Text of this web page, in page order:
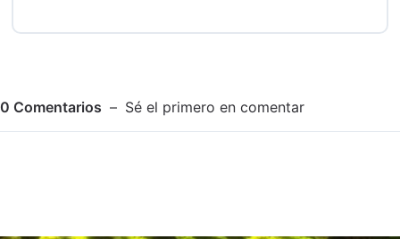
0 Comentarios Sé el primero en comentar